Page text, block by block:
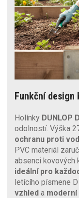
Funkční design
Holínky DUNLOP
odolností. Výška
ochranu proti
PVC materiál
absenci kovových
ideální pro
letícího písmene
vzhled a